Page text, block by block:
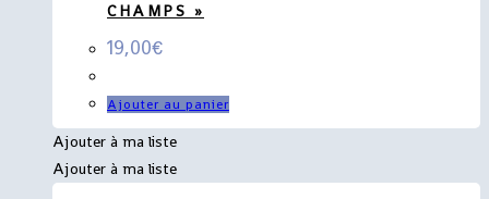
CHAMPS »
19,00€
Ajouter au panier
Ajouter à ma liste
Ajouter à ma liste